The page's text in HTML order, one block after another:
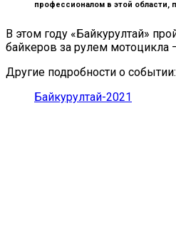
профессионалом в этой области,
В этом году «Байкурултай»
байкеров за рулем мотоцикла
Другие подробности о событии:
Байкурултай-2021